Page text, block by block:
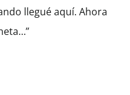
llegué aquí. Ahora